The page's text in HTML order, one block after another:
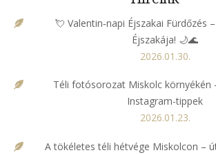
💘 Valentin‑napi Éjszakai Fürdőzés
Éjszakája! 🌙🌊
2026.01.30.
Téli fotósorozat Miskolc környékén
Instagram-tippek
2026.01.23.
A tökéletes téli hétvége Miskolcon –